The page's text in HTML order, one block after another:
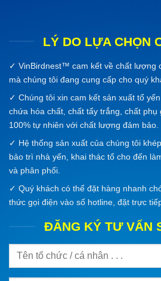
LÝ DO LỰA CHỌN
✓ VinBirdnest™ cam kết về chất lượng
mà chúng tôi đang cung cấp cho quý
✓ Chúng tôi xin cam kết sản xuất tổ
chứa hóa chất, chất tẩy trắng, chất phụ
100% tự nhiên với chất lượng đảm bảo.
✓ Hệ thống sản xuất của chúng tôi
bảo trì nhà yến, khai thác tổ cho đến
và phân phối.
✓ Quý khách có thể đặt hàng nhanh
thức gọi điện vào số hotline, đặt trực
ĐĂNG KÝ TƯ VẤN